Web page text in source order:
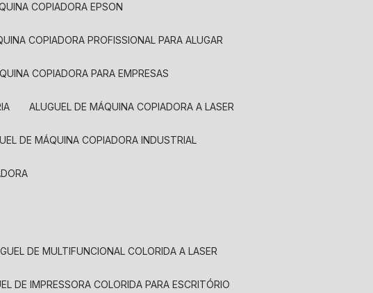
COPIADORA EPSON
COPIADORA PROFISSIONAL PARA ALUGAR
COPIADORA PARA EMPRESAS
ALUGUEL DE MÁQUINA COPIADORA A LASER
DE MÁQUINA COPIADORA INDUSTRIAL
DE MULTIFUNCIONAL COLORIDA A LASER
DE IMPRESSORA COLORIDA PARA ESCRITÓRIO